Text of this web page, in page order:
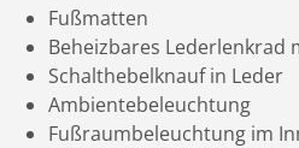
Fußmatten
Beheizbares
Schalthebelknauf in Leder
Ambientebeleuchtung
Fußraumbeleuchtung im